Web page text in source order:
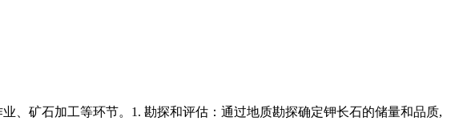
、矿石加工等环节。1. 勘探和评估：通过地质勘探确定钾长石的储量和品质,